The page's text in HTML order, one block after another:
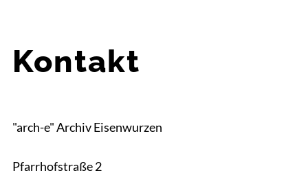
Kontakt
"arch-e" Archiv Eisenwurzen
Pfarrhofstraße 2